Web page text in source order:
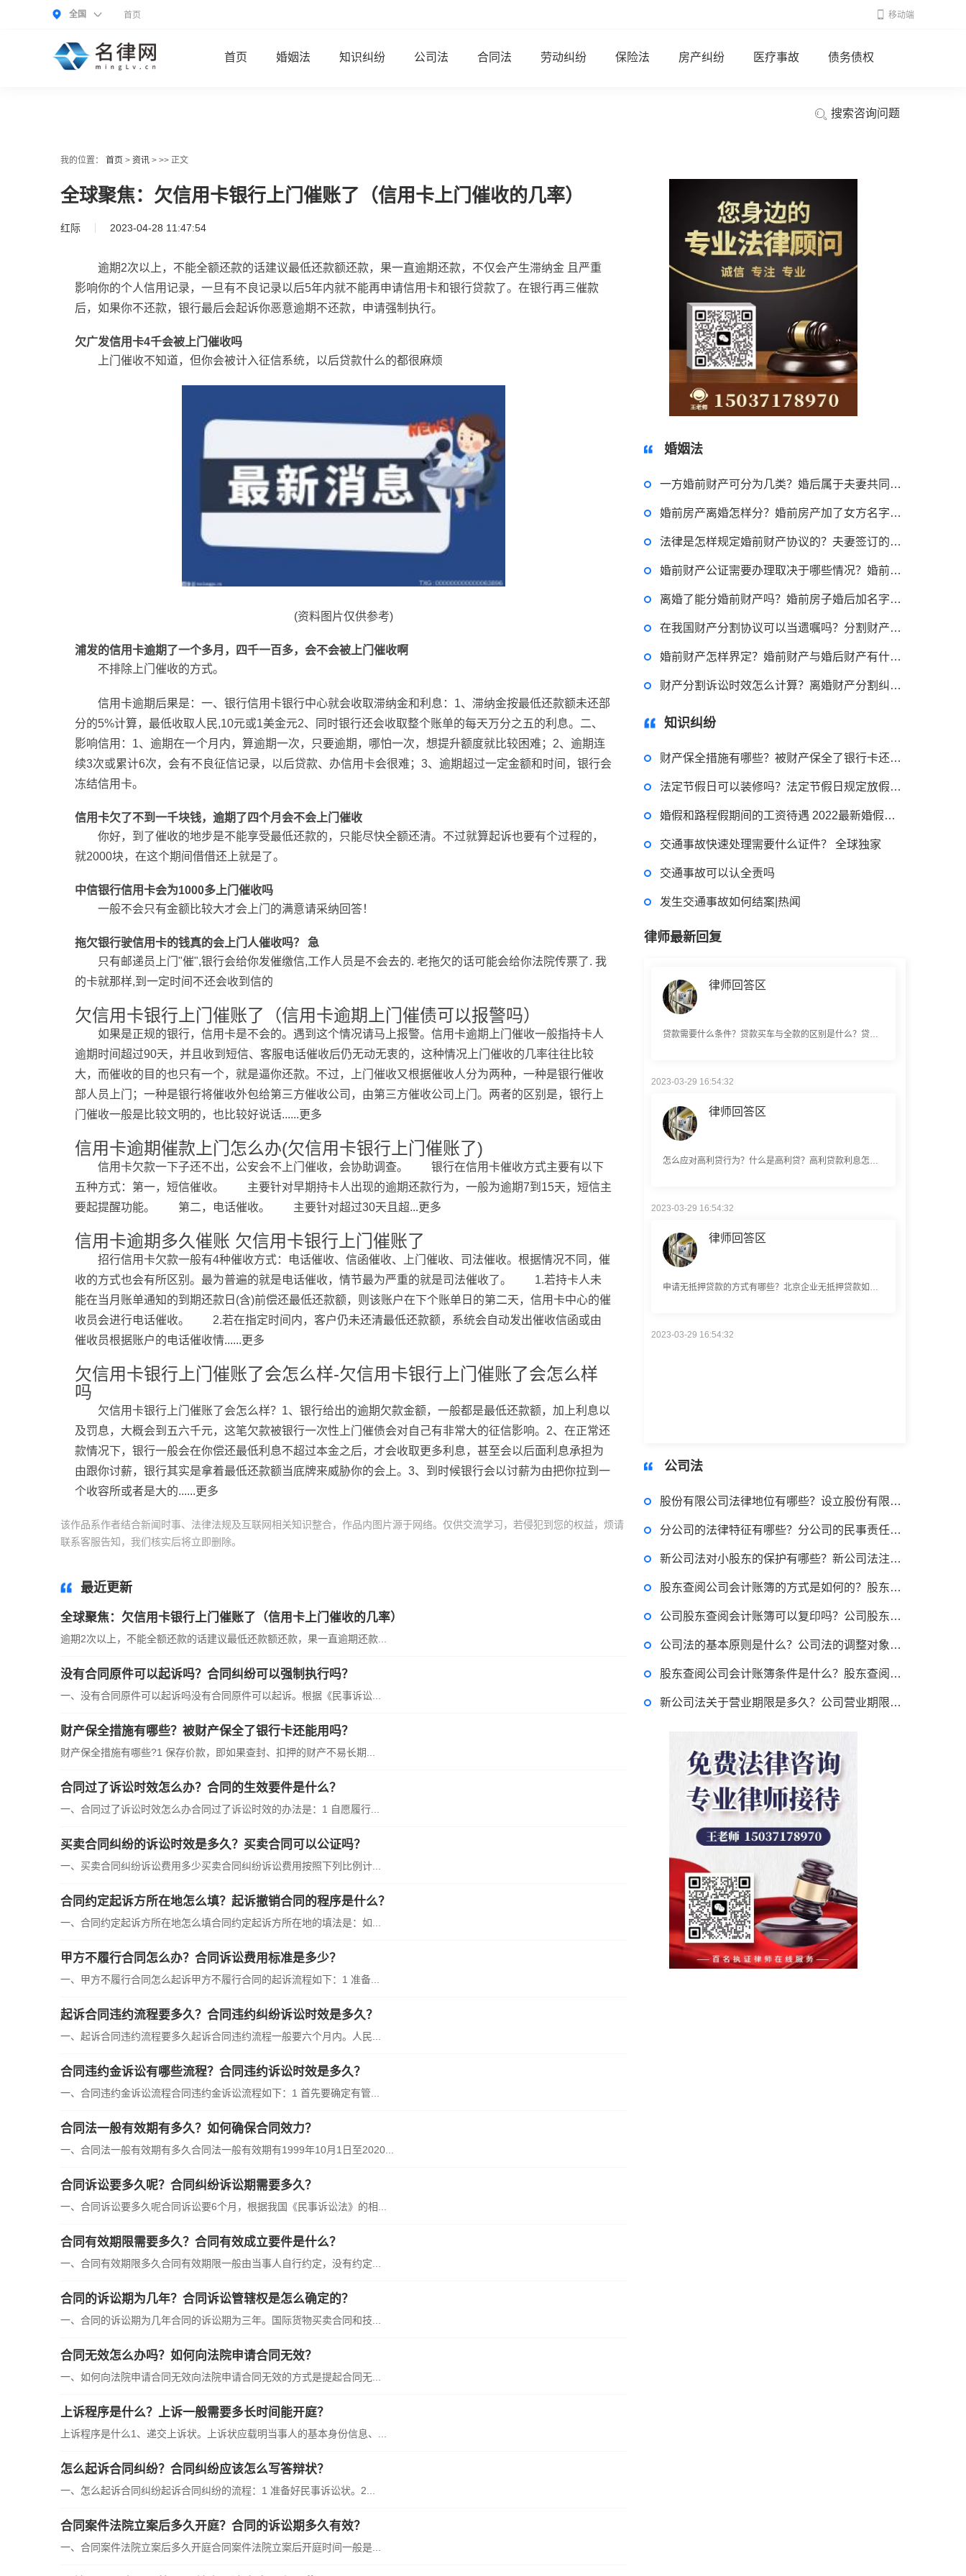
全国 首页 移动端
首页 婚姻法 知识纠纷 公司法 合同法 劳动纠纷 保险法 房产纠纷 医疗事故 债务债权
搜索咨询问题
我的位置： 首页 > 资讯 > >> 正文
全球聚焦：欠信用卡银行上门催账了（信用卡上门催收的几率）
红际 2023-04-28 11:47:54
逾期2次以上，不能全额还款的话建议最低还款额还款，果一直逾期还款，不仅会产生滞纳金 且严重
影响你的个人信用记录，一旦有不良记录以后5年内就不能再申请信用卡和银行贷款了。在银行再三催款
后，如果你不还款，银行最后会起诉你恶意逾期不还款，申请强制执行。
欠广发信用卡4千会被上门催收吗
上门催收不知道，但你会被计入征信系统，以后贷款什么的都很麻烦
(资料图片仅供参考)
浦发的信用卡逾期了一个多月，四千一百多，会不会被上门催收啊
不排除上门催收的方式。
信用卡逾期后果是：一、银行信用卡银行中心就会收取滞纳金和利息：1、滞纳金按最低还款额未还部
分的5%计算，最低收取人民,10元或1美金元2、同时银行还会收取整个账单的每天万分之五的利息。二、
影响信用：1、逾期在一个月内，算逾期一次，只要逾期，哪怕一次，想提升额度就比较困难；2、逾期连
续3次或累计6次，会有不良征信记录，以后贷款、办信用卡会很难；3、逾期超过一定金额和时间，银行会
冻结信用卡。
信用卡欠了不到一千块钱，逾期了四个月会不会上门催收
你好，到了催收的地步是不能享受最低还款的，只能尽快全额还清。不过就算起诉也要有个过程的，
就2000块，在这个期间借借还上就是了。
中信银行信用卡会为1000多上门催收吗
一般不会只有金额比较大才会上门的满意请采纳回答！
拖欠银行驶信用卡的钱真的会上门人催收吗？ 急
只有邮递员上门"催",银行会给你发催缴信,工作人员是不会去的. 老拖欠的话可能会给你法院传票了. 我
的卡就那样,到一定时间不还会收到信的
欠信用卡银行上门催账了（信用卡逾期上门催债可以报警吗）
如果是正规的银行，信用卡是不会的。遇到这个情况请马上报警。信用卡逾期上门催收一般指持卡人
逾期时间超过90天，并且收到短信、客服电话催收后仍无动无衷的，这种情况上门催收的几率往往比较
大，而催收的目的也只有一个，就是逼你还款。不过，上门催收又根据催收人分为两种，一种是银行催收
部人员上门；一种是银行将催收外包给第三方催收公司，由第三方催收公司上门。两者的区别是，银行上
门催收一般是比较文明的，也比较好说话......更多
信用卡逾期催款上门怎么办(欠信用卡银行上门催账了)
信用卡欠款一下子还不出，公安会不上门催收，会协助调查。 银行在信用卡催收方式主要有以下
五种方式：第一，短信催收。 主要针对早期持卡人出现的逾期还款行为，一般为逾期7到15天，短信主
要起提醒功能。 第二，电话催收。 主要针对超过30天且超...更多
信用卡逾期多久催账 欠信用卡银行上门催账了
招行信用卡欠款一般有4种催收方式：电话催收、信函催收、上门催收、司法催收。根据情况不同，催
收的方式也会有所区别。最为普遍的就是电话催收，情节最为严重的就是司法催收了。 1.若持卡人未
能在当月账单通知的到期还款日(含)前偿还最低还款额，则该账户在下个账单日的第二天，信用卡中心的催
收员会进行电话催收。 2.若在指定时间内，客户仍未还清最低还款额，系统会自动发出催收信函或由
催收员根据账户的电话催收情......更多
欠信用卡银行上门催账了会怎么样-欠信用卡银行上门催账了会怎么样
吗
欠信用卡银行上门催账了会怎么样？1、银行给出的逾期欠款金额，一般都是最低还款额，加上利息以
及罚息，大概会到五六千元，这笔欠款被银行一次性上门催债会对自己有非常大的征信影响。2、在正常还
款情况下，银行一般会在你偿还最低利息不超过本金之后，才会收取更多利息，甚至会以后面利息承担为
由跟你讨薪，银行其实是拿着最低还款额当底牌来威胁你的会上。3、到时候银行会以讨薪为由把你拉到一
个收容所或者是大的......更多
该作品系作者结合新闻时事、法律法规及互联网相关知识整合，作品内图片源于网络。仅供交流学习，若侵犯到您的权益，烦请
联系客服告知，我们核实后将立即删除。
最近更新
全球聚焦：欠信用卡银行上门催账了（信用卡上门催收的几率）
逾期2次以上，不能全额还款的话建议最低还款额还款，果一直逾期还款...
没有合同原件可以起诉吗？合同纠纷可以强制执行吗？
一、没有合同原件可以起诉吗没有合同原件可以起诉。根据《民事诉讼...
财产保全措施有哪些？被财产保全了银行卡还能用吗？
财产保全措施有哪些?1 保存价款，即如果查封、扣押的财产不易长期...
合同过了诉讼时效怎么办？合同的生效要件是什么？
一、合同过了诉讼时效怎么办合同过了诉讼时效的办法是：1 自愿履行...
买卖合同纠纷的诉讼时效是多久？买卖合同可以公证吗？
一、买卖合同纠纷诉讼费用多少买卖合同纠纷诉讼费用按照下列比例计...
合同约定起诉方所在地怎么填？起诉撤销合同的程序是什么？
一、合同约定起诉方所在地怎么填合同约定起诉方所在地的填法是：如...
甲方不履行合同怎么办？合同诉讼费用标准是多少？
一、甲方不履行合同怎么起诉甲方不履行合同的起诉流程如下：1 准备...
起诉合同违约流程要多久？合同违约纠纷诉讼时效是多久？
一、起诉合同违约流程要多久起诉合同违约流程一般要六个月内。人民...
合同违约金诉讼有哪些流程？合同违约诉讼时效是多久？
一、合同违约金诉讼流程合同违约金诉讼流程如下：1 首先要确定有管...
合同法一般有效期有多久？如何确保合同效力？
一、合同法一般有效期有多久合同法一般有效期有1999年10月1日至2020...
合同诉讼要多久呢？合同纠纷诉讼期需要多久？
一、合同诉讼要多久呢合同诉讼要6个月，根据我国《民事诉讼法》的相...
合同有效期限需要多久？合同有效成立要件是什么？
一、合同有效期限多久合同有效期限一般由当事人自行约定，没有约定...
合同的诉讼期为几年？合同诉讼管辖权是怎么确定的？
一、合同的诉讼期为几年合同的诉讼期为三年。国际货物买卖合同和技...
合同无效怎么办吗？如何向法院申请合同无效？
一、如何向法院申请合同无效向法院申请合同无效的方式是提起合同无...
上诉程序是什么？上诉一般需要多长时间能开庭？
上诉程序是什么1、递交上诉状。上诉状应载明当事人的基本身份信息、...
怎么起诉合同纠纷？合同纠纷应该怎么写答辩状？
一、怎么起诉合同纠纷起诉合同纠纷的流程：1 准备好民事诉讼状。2...
合同案件法院立案后多久开庭？合同的诉讼期多久有效？
一、合同案件法院立案后多久开庭合同案件法院立案后开庭时间一般是...
婚姻法
一方婚前财产可分为几类？婚后属于夫妻共同财产的有哪些？
婚前房产离婚怎样分？婚前房产加了女方名字算共同财产吗？
法律是怎样规定婚前财产协议的？夫妻签订的婚前财产协议有用吗？
婚前财产公证需要办理取决于哪些情况？婚前财产公证手续需要多久？
离婚了能分婚前财产吗？婚前房子婚后加名字算共同财产吗？
在我国财产分割协议可以当遗嘱吗？分割财产协议书内容有什么？
婚前财产怎样界定？婚前财产与婚后财产有什么区别？
财产分割诉讼时效怎么计算？离婚财产分割纠纷官司诉讼有哪些程序？
知识纠纷
财产保全措施有哪些？被财产保全了银行卡还能用吗？
法定节假日可以装修吗？法定节假日规定放假天数是多少天？
婚假和路程假期间的工资待遇 2022最新婚假国家规定内容是什么？
交通事故快速处理需要什么证件？ 全球独家
交通事故可以认全责吗
发生交通事故如何结案|热闻
律师最新回复
2023-03-29 16:54:32
律师回答区
申请无抵押贷款的方式有哪些？北京企业无抵押贷款如何申请？
小额担保贷款有什么用途？哪些项目属于微利项目？什么是小额担保贷款？
律师回答区
律师回答区
律师回答区
2023-03-29 16:54:32
律师回答区
贷款需要什么条件？贷款买车与全款的区别是什么？贷款买车手续费一般是多少？
公司法
股份有限公司法律地位有哪些？设立股份有限公司的法律意见书
分公司的法律特征有哪些？分公司的民事责任由谁承担？
新公司法对小股东的保护有哪些？新公司法注册资本认缴期限是多久？
股东查阅公司会计账簿的方式是如何的？股东查阅账簿正当目的怎么认定？
公司股东查阅会计账簿可以复印吗？公司股东会计账簿查阅权的行使程序及方式有哪些？
公司法的基本原则是什么？公司法的调整对象有哪些？
股东查阅公司会计账簿条件是什么？股东查阅公司会计账簿可以复制吗？
新公司法关于营业期限是多久？公司营业期限届满仍营业后果谁承担？